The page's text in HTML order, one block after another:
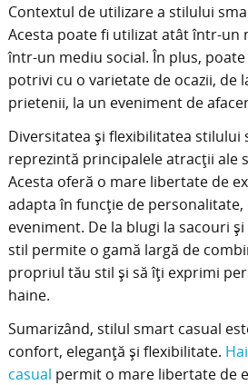
Contextul de utilizare a stilului
Acesta poate fi utilizat atât într-un
într-un mediu social. În plus,
potrivi cu o varietate de ocazii, de
prietenii, la un eveniment de
Diversitatea și flexibilitatea stilului
reprezintă principalele atracții ale
Acesta oferă o mare libertate de
adapta în funcție de
eveniment. De la blugi la sacouri și
stil permite o gamă largă de
propriul tău stil și să îți exprimi
haine.
Sumarizând, stilul smart casual
confort, eleganță și flexibilitate.
casual permit o mare libertate de